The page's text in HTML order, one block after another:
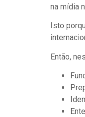
na mídia
Isto
Então,